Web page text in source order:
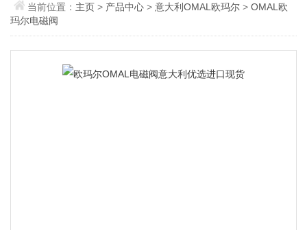
当前位置： 主页> 产品中心>意大利OMAL欧玛尔 >OMAL欧
玛尔电磁阀